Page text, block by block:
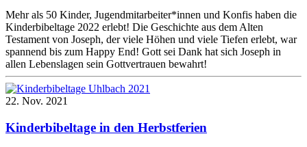
Mehr als 50 Kinder, Jugendmitarbeiter*innen und Konfis haben die
Kinderbibeltage 2022 erlebt! Die Geschichte aus dem Alten
Testament von Joseph, der viele Höhen und viele Tiefen erlebt, war
spannend bis zum Happy End! Gott sei Dank hat sich Joseph in
allen Lebenslagen sein Gottvertrauen bewahrt!
22. Nov. 2021
Kinderbibeltage in den Herbstferien